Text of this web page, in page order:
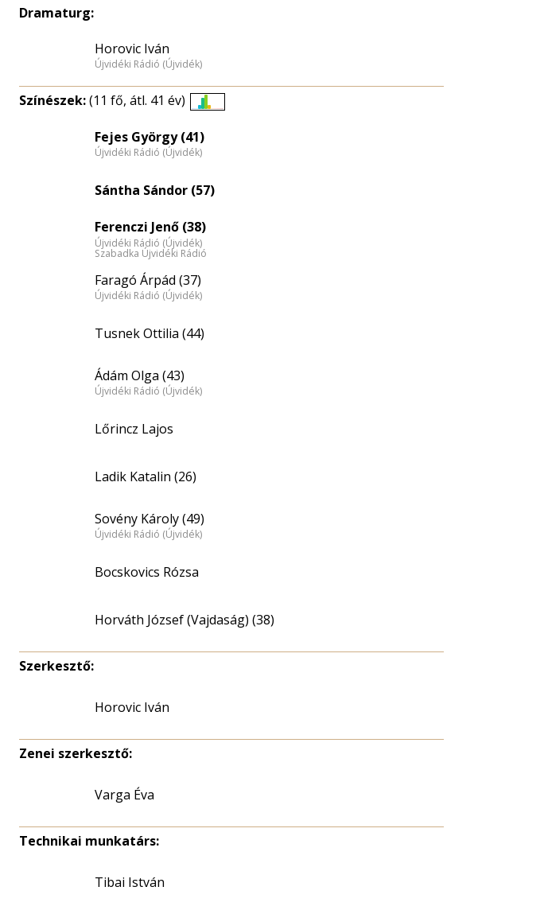
Dramaturg:
Horovic Iván
Újvidéki Rádió (Újvidék)
Színészek:(11 fő, átl. 41 év)
Fejes György (41)
Újvidéki Rádió (Újvidék)
Sántha Sándor (57)
Ferenczi Jenő (38)
Újvidéki Rádió (Újvidék)
Szabadka Újvidéki Rádió
Faragó Árpád (37)
Újvidéki Rádió (Újvidék)
Tusnek Ottilia (44)
Ádám Olga (43)
Újvidéki Rádió (Újvidék)
Lőrincz Lajos
Ladik Katalin (26)
Sovény Károly (49)
Újvidéki Rádió (Újvidék)
Bocskovics Rózsa
Horváth József (Vajdaság) (38)
Szerkesztő:
Horovic Iván
Zenei szerkesztő:
Varga Éva
Technikai munkatárs:
Tibai István